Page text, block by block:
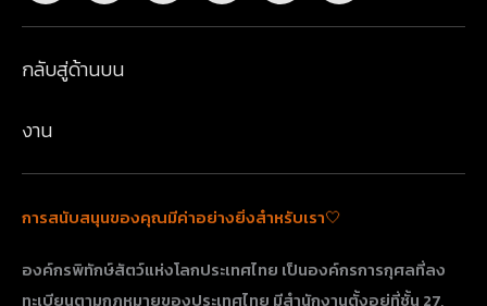
กลับสู่ด้านบน
งาน
การสนับสนุนของคุณมีค่าอย่างยิ่งสำหรับเรา🤍
องค์กรพิทักษ์สัตว์แห่งโลกประเทศไทย เป็นองค์กรการกุศลที่ลง
ทะเบียนตามกฎหมายของประเทศไทย มีสำนักงานตั้งอยู่ที่ชั้น 27,